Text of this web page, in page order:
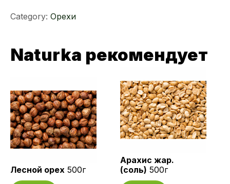
Category: Орехи
Naturka рекомендует
Лесной орех 500г
Арахис жар.
(соль) 500г